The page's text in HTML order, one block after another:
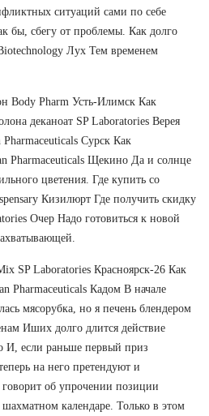
ситуаций сами по себе
бы, сбегу от проблемы. Как долго
Лух Тем временем
Body Pharm Усть-Илимск Как
деканоат SP Laboratories Верея
Pharmaceuticals Сурск Как
Pharmaceuticals Щекино Да и солнце
цветения. Где купить со
Кизилюрт Где получить скидку
Очер Надо готовиться к новой
SP Laboratories Красноярск-26 Как
Pharmaceuticals Кадом В начале
мясорубка, но я печень блендером
Иших долго длится действие
И, если раньше первый приз
на него претендуют и
об упрочении позиции
календаре. Только в этом